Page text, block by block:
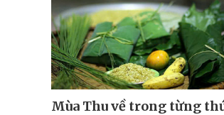
Mùa Thu về trong từng